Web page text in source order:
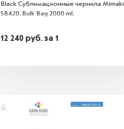
Black Сублимационные чернила
SB420. Bulk Bag 2000 ml.
12 240 руб.за 1